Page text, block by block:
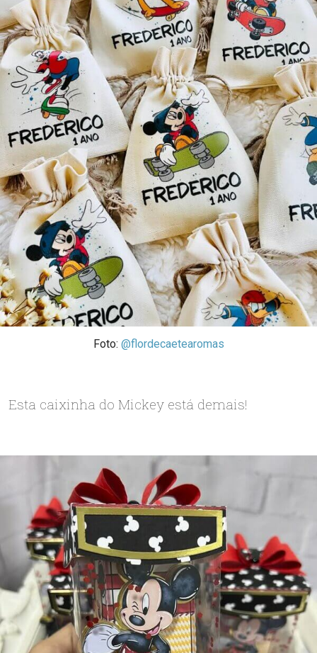
Foto: @flordecaetearomas
Esta caixinha do Mickey está demais!